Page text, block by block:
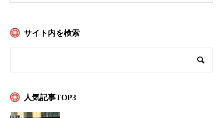
サイト内を検索
人気記事TOP3